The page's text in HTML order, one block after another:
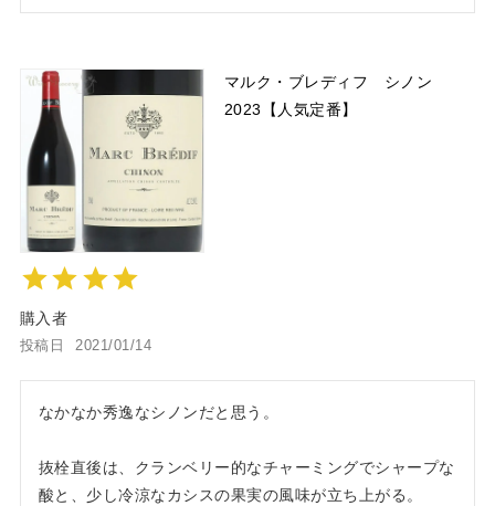
マルク・ブレディフ シノン
2023【人気定番】
購入者
投稿日 2021/01/14
なかなか秀逸なシノンだと思う。
抜栓直後は、クランベリー的なチャーミングでシャープな
酸と、少し冷涼なカシスの果実の風味が立ち上がる。